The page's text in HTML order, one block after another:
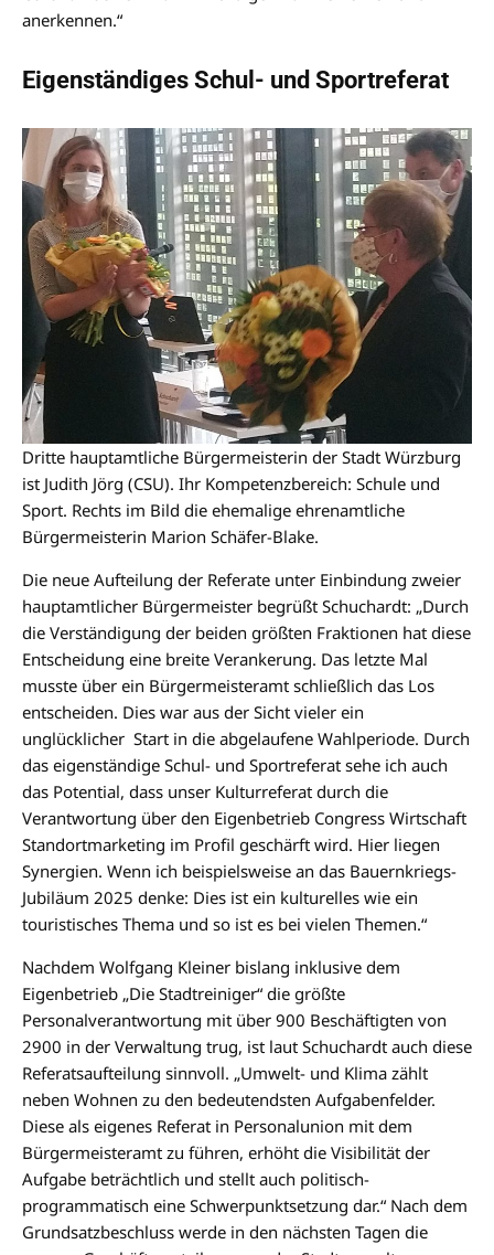
anerkennen.“
Eigenständiges Schul- und Sportreferat
Dritte hauptamtliche Bürgermeisterin der Stadt Würzburg
ist Judith Jörg (CSU). Ihr Kompetenzbereich: Schule und
Sport. Rechts im Bild die ehemalige ehrenamtliche
Bürgermeisterin Marion Schäfer-Blake.
Die neue Aufteilung der Referate unter Einbindung zweier
hauptamtlicher Bürgermeister begrüßt Schuchardt: „Durch
die Verständigung der beiden größten Fraktionen hat diese
Entscheidung eine breite Verankerung. Das letzte Mal
musste über ein Bürgermeisteramt schließlich das Los
entscheiden. Dies war aus der Sicht vieler ein
unglücklicher Start in die abgelaufene Wahlperiode. Durch
das eigenständige Schul- und Sportreferat sehe ich auch
das Potential, dass unser Kulturreferat durch die
Verantwortung über den Eigenbetrieb Congress Wirtschaft
Standortmarketing im Profil geschärft wird. Hier liegen
Synergien. Wenn ich beispielsweise an das Bauernkriegs-
Jubiläum 2025 denke: Dies ist ein kulturelles wie ein
touristisches Thema und so ist es bei vielen Themen.“
Nachdem Wolfgang Kleiner bislang inklusive dem
Eigenbetrieb „Die Stadtreiniger“ die größte
Personalverantwortung mit über 900 Beschäftigten von
2900 in der Verwaltung trug, ist laut Schuchardt auch diese
Referatsaufteilung sinnvoll. „Umwelt- und Klima zählt
neben Wohnen zu den bedeutendsten Aufgabenfelder.
Diese als eigenes Referat in Personalunion mit dem
Bürgermeisteramt zu führen, erhöht die Visibilität der
Aufgabe beträchtlich und stellt auch politisch-
programmatisch eine Schwerpunktsetzung dar.“ Nach dem
Grundsatzbeschluss werde in den nächsten Tagen die